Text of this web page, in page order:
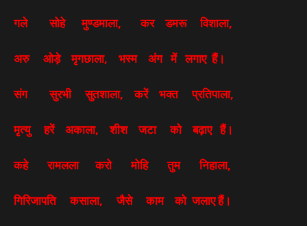
गले सोहे मुण्डमाला, कर डमरू विशाला,
अरु ओड़े मृगछाला, भस्म अंग में लगाए हैं।
संग सुरभी सुतशाला, करें भक्त प्रतिपाला,
मृत्यु हरें अकाला, शीश जटा को बढ़ाए हैं।
कहे रामलला करो मोहि तुम निहाला,
गिरिजापति कसाला, जैसे काम को जलाए हैं।